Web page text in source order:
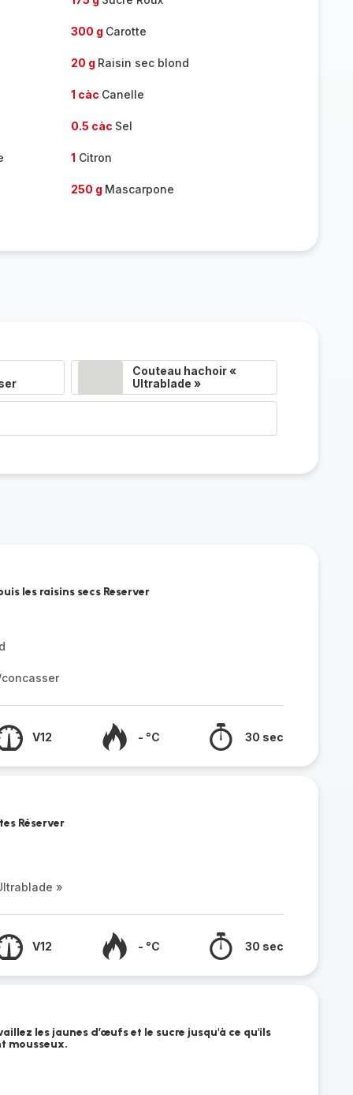
300 g Carotte
20 g Raisin sec blond
1 càc Canelle
0.5 càc Sel
1 Citron
250 g Mascarpone
Couteau hachoir «
Ultrablade »
les raisins secs Reserver
V12 - °C 30 sec
Réserver
»
V12 - °C 30 sec
les jaunes d’œufs et le sucre jusqu'à ce qu'ils
mousseux.